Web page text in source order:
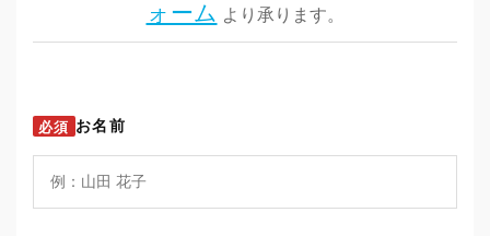
ォーム より承ります。
必須 お名前